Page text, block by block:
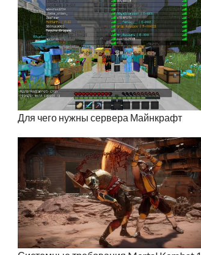
Для чего нужны сервера Майнкрафт